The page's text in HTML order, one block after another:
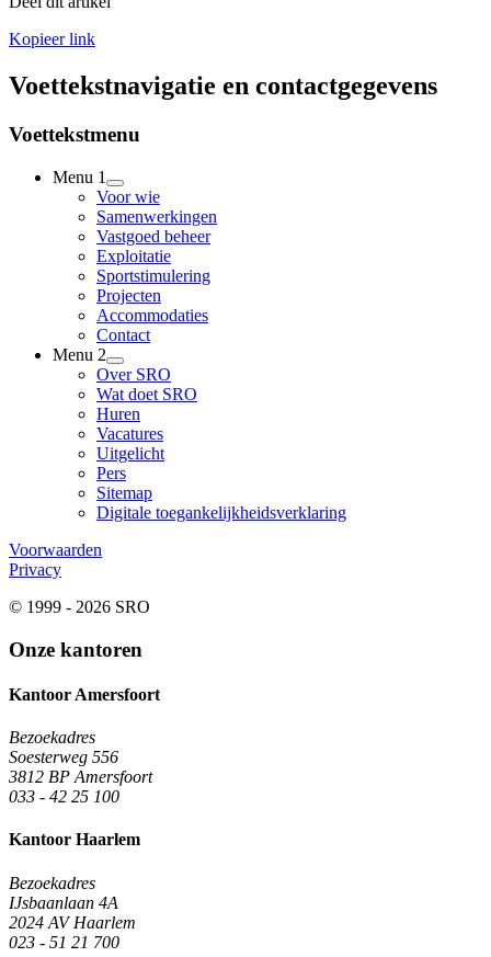
Kopieer link
Voettekstnavigatie en contactgegevens
Voettekstmenu
Menu 1
Voor wie
Samenwerkingen
Vastgoed beheer
Exploitatie
Sportstimulering
Projecten
Accommodaties
Contact
Menu 2
Over SRO
Wat doet SRO
Huren
Vacatures
Uitgelicht
Pers
Sitemap
Digitale toegankelijkheidsverklaring
Voorwaarden
Privacy
© 1999 - 2026 SRO
Onze kantoren
Kantoor Amersfoort
Bezoekadres
Soesterweg 556
3812 BP Amersfoort
033 - 42 25 100
Kantoor Haarlem
Bezoekadres
IJsbaanlaan 4A
2024 AV Haarlem
023 - 51 21 700